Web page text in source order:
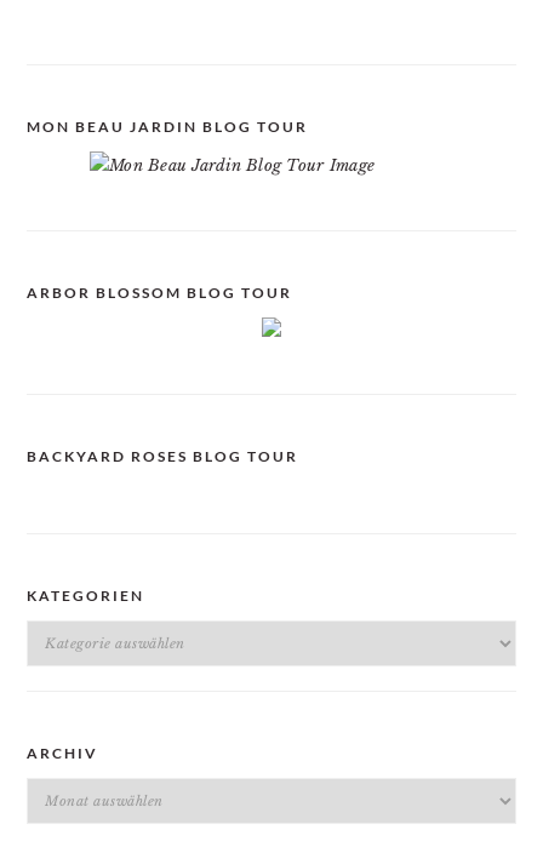
MON BEAU JARDIN BLOG TOUR
ARBOR BLOSSOM BLOG TOUR
BACKYARD ROSES BLOG TOUR
KATEGORIEN
Kategorien
ARCHIV
Archiv